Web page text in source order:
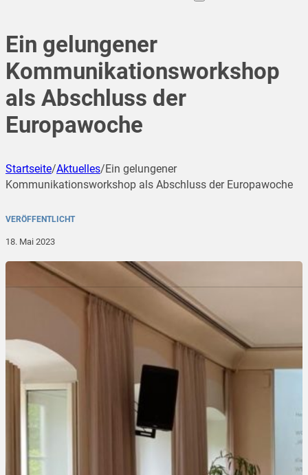
Ein gelungener
Kommunikationsworkshop
als Abschluss der
Europawoche
Startseite/Aktuelles/Ein gelungener
Kommunikationsworkshop als Abschluss der Europawoche
VERÖFFENTLICHT
18. Mai 2023